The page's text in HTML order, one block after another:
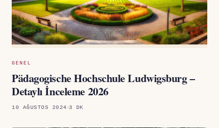
GENEL
Pädagogische Hochschule Ludwigsburg –
Detaylı İnceleme 2026
10 AĞUSTOS 2024 3 DK